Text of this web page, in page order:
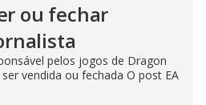
ou fechar
pelos jogos de Dragon
vendida ou fechada O post EA